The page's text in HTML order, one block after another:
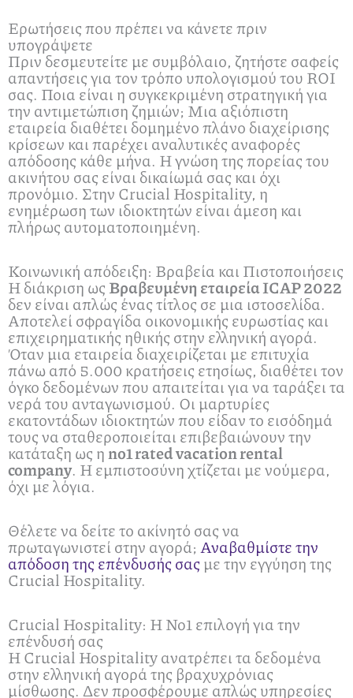
Ερωτήσεις που πρέπει να κάνετε πριν
υπογράψετε
Πριν δεσμευτείτε με συμβόλαιο, ζητήστε σαφείς
απαντήσεις για τον τρόπο υπολογισμού του ROI
σας. Ποια είναι η συγκεκριμένη στρατηγική για
την αντιμετώπιση ζημιών; Μια αξιόπιστη
εταιρεία διαθέτει δομημένο πλάνο διαχείρισης
κρίσεων και παρέχει αναλυτικές αναφορές
απόδοσης κάθε μήνα. Η γνώση της πορείας του
ακινήτου σας είναι δικαίωμά σας και όχι
προνόμιο. Στην Crucial Hospitality, η
ενημέρωση των ιδιοκτητών είναι άμεση και
πλήρως αυτοματοποιημένη.
Κοινωνική απόδειξη: Βραβεία και Πιστοποιήσεις
Η διάκριση ως Βραβευμένη εταιρεία ICAP 2022
δεν είναι απλώς ένας τίτλος σε μια ιστοσελίδα.
Αποτελεί σφραγίδα οικονομικής ευρωστίας και
επιχειρηματικής ηθικής στην ελληνική αγορά.
Όταν μια εταιρεία διαχειρίζεται με επιτυχία
πάνω από 5.000 κρατήσεις ετησίως, διαθέτει τον
όγκο δεδομένων που απαιτείται για να ταράξει τα
νερά του ανταγωνισμού. Οι μαρτυρίες
εκατοντάδων ιδιοκτητών που είδαν το εισόδημά
τους να σταθεροποιείται επιβεβαιώνουν την
κατάταξη ως ηno1 rated vacation rental
company. Η εμπιστοσύνη χτίζεται με νούμερα,
όχι με λόγια.
Θέλετε να δείτε το ακίνητό σας να
πρωταγωνιστεί στην αγορά; Αναβαθμίστε την
απόδοση της επένδυσής σας με την εγγύηση της
Crucial Hospitality.
Crucial Hospitality: Η No1 επιλογή για την
επένδυσή σας
Η Crucial Hospitality ανατρέπει τα δεδομένα
στην ελληνική αγορά της βραχυχρόνιας
μίσθωσης. Δεν προσφέρουμε απλώς υπηρεσίες